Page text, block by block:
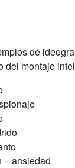
de
del montaje
= ansiedad